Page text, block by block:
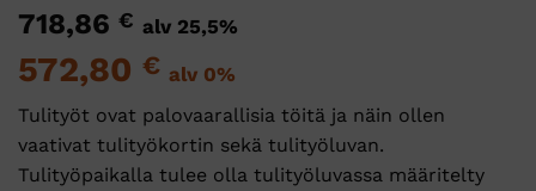
718,86 € alv 25,5%
572,80 € alv 0%
Tulityöt ovat palovaarallisia töitä ja näin ollen
vaativat tulityökortin sekä tulityöluvan.
Tulityöpaikalla tulee olla tulityöluvassa määritelty